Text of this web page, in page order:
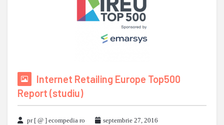
Internet Retailing Europe Top500
Report (studiu)
pr [ @ ] ecompedia ro
septembrie 27, 2016